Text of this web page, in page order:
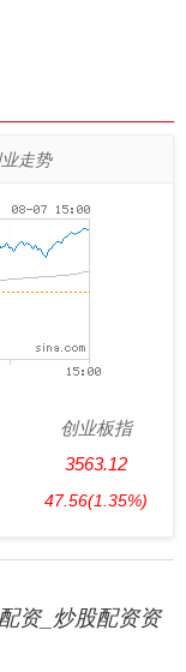
走势
创业板指
3563.12
47.56(1.35%)
资_炒股配资资